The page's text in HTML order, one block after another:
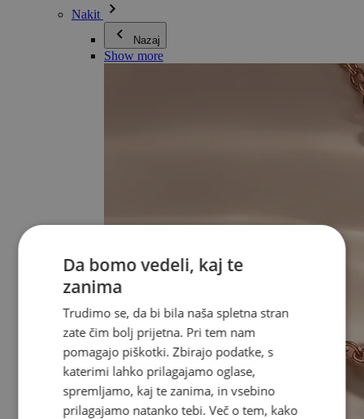
Nakit
Nazaj
Show more
Da bomo vedeli, kaj te
zanima
Trudimo se, da bi bila naša spletna stran
zate čim bolj prijetna. Pri tem nam
pomagajo piškotki. Zbirajo podatke, s
katerimi lahko prilagajamo oglase,
spremljamo, kaj te zanima, in vsebino
prilagajamo natanko tebi. Več o tem, kako